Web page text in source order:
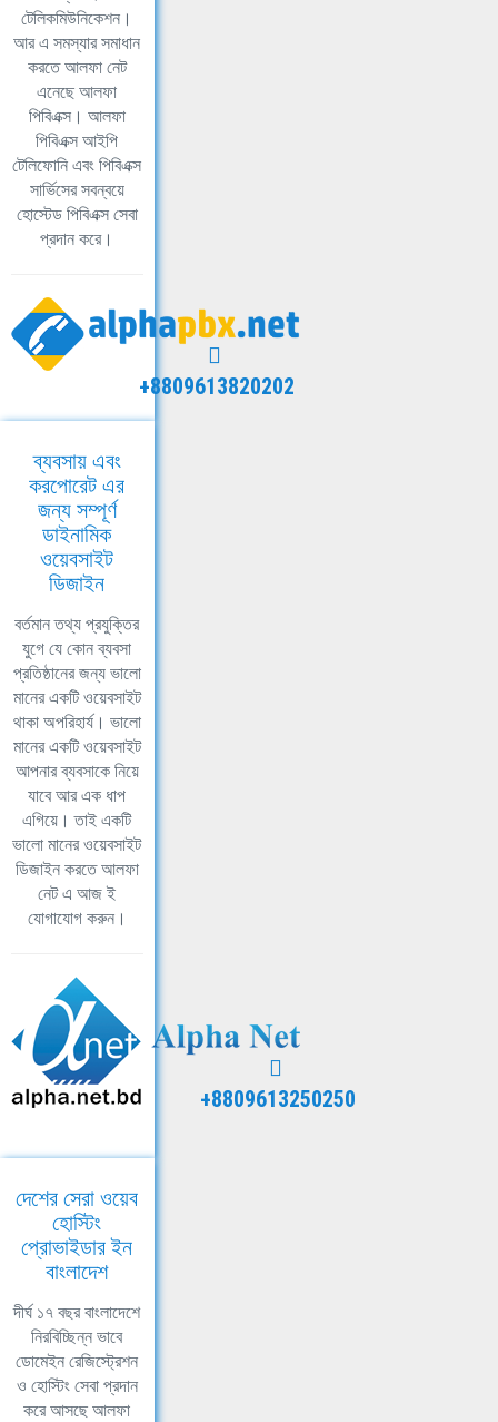
টেলিকমিউনিকেশন।
আর এ সমস্যার সমাধান
করতে আলফা নেট
এনেছে আলফা
পিবিএক্স। আলফা
পিবিএক্স আইপি
টেলিফোনি এবং পিবিএক্স
সার্ভিসের সবন্বয়ে
হোস্টেড পিবিএক্স সেবা
প্রদান করে।
+8809613820202
ব্যবসায় এবং
করপোরেট এর
জন্য সম্পূর্ণ
ডাইনামিক
ওয়েবসাইট
ডিজাইন
বর্তমান তথ্য প্রযুক্তির
যুগে যে কোন ব্যবসা
প্রতিষ্ঠানের জন্য ভালো
মানের একটি ওয়েবসাইট
থাকা অপরিহার্য। ভালো
মানের একটি ওয়েবসাইট
আপনার ব্যবসাকে নিয়ে
যাবে আর এক ধাপ
এগিয়ে। তাই একটি
ভালো মানের ওয়েবসাইট
ডিজাইন করতে আলফা
নেট এ আজ ই
যোগাযোগ করুন।
+8809613250250
দেশের সেরা ওয়েব
হোস্টিং
প্রোভাইডার ইন
বাংলাদেশ
দীর্ঘ ১৭ বছর বাংলাদেশে
নিরবিচ্ছিন্ন ভাবে
ডোমেইন রেজিস্ট্রেশন
ও হোস্টিং সেবা প্রদান
করে আসছে আলফা